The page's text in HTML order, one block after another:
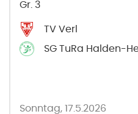
Gr. 3
TV Verl
SG TuRa Halden-
Sonntag, 17.5.2026